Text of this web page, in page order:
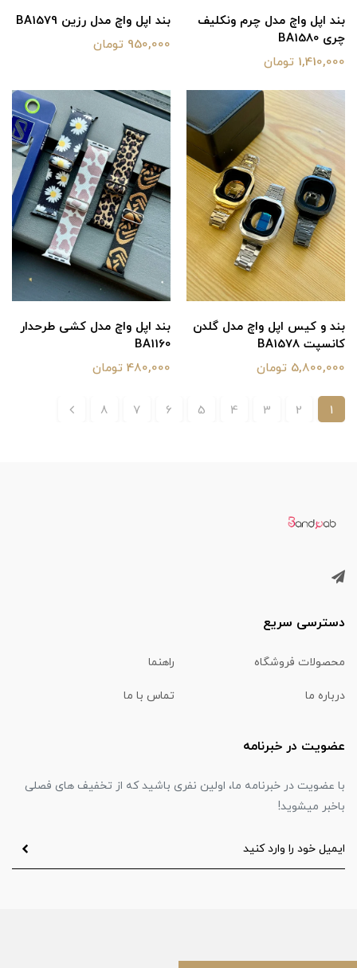
بند اپل واچ مدل چرم ونکلیف
چری BA1580
1,410,000 تومان
بند اپل واچ مدل رزین BA1579
950,000 تومان
بند و کیس اپل واچ مدل گلدن
کانسپت BA1578
5,800,000 تومان
بند اپل واچ مدل کشی طرحدار
BA1160
480,000 تومان
1
2
3
4
5
6
7
8
دسترسی سریع
محصولات فروشگاه راهنما
درباره ما تماس با ما
عضویت در خبرنامه
با عضویت در خبرنامه ما، اولین نفری باشید که از تخفیف های فصلی
باخبر میشوید!